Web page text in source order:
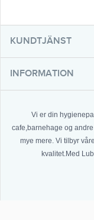
KUNDTJÄNST
INFORMATION
Vi er din
cafe,barnehage og
mye mere. Vi tilbyr
kvalitet.Med